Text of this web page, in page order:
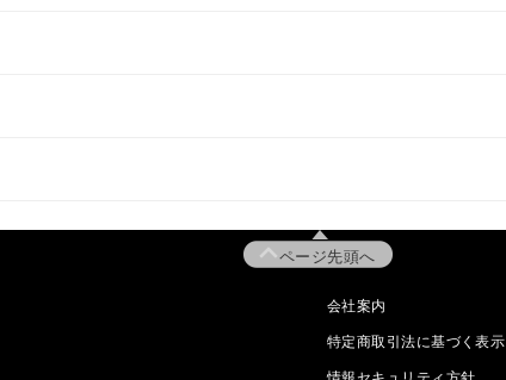
ページ先頭へ
会社案内
特定商取引法に基づく表示